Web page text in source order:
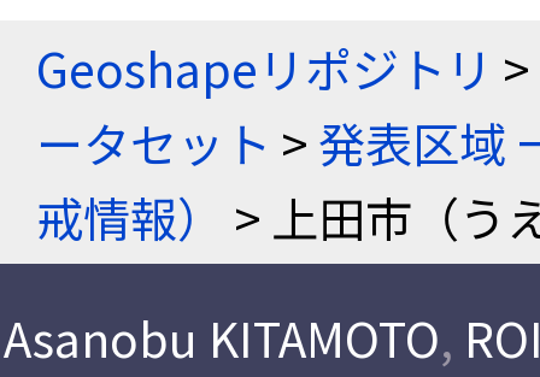
Geoshapeリポジトリ >
ータセット >発表区域
戒情報）
> 上田市（う
Asanobu KITAMOTO,